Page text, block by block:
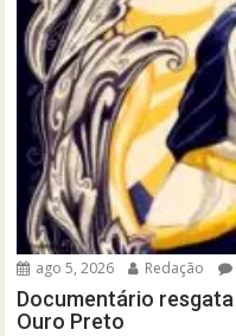
ago 5, 2026 Redação
Documentário
Ouro Preto